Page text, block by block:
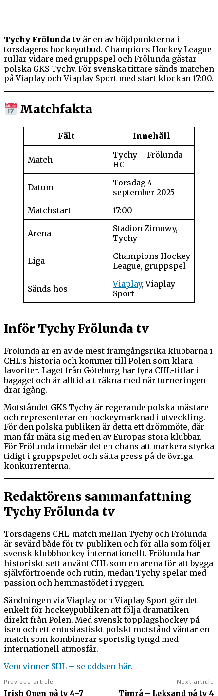
Tychy Frölunda tv är en av höjdpunkterna i
torsdagens hockeyutbud. Champions Hockey League
rullar vidare med gruppspel och Frölunda gästar
polska GKS Tychy. För svenska tittare sänds matchen
på Viaplay och Viaplay Sport med start klockan 17:00.
Matchfakta
Fält Innehåll
Match
Tychy – Frölunda
HC
Datum
Torsdag 4
september 2025
Matchstart
17:00
Arena
Stadion Zimowy,
Tychy
Liga
Champions Hockey
League, gruppspel
Sänds hos Viaplay, Viaplay
Sport
Inför Tychy Frölunda tv
Frölunda är en av de mest framgångsrika klubbarna i
CHL:s historia och kommer till Polen som klara
favoriter. Laget från Göteborg har fyra CHL-titlar i
bagaget och är alltid att räkna med när turneringen
drar igång.
Motståndet GKS Tychy är regerande polska mästare
och representerar en hockeymarknad i utveckling.
För den polska publiken är detta ett drömmöte, där
man får mäta sig med en av Europas stora klubbar.
För Frölunda innebär det en chans att markera styrka
tidigt i gruppspelet och sätta press på de övriga
konkurrenterna.
Redaktörens sammanfattning
Tychy Frölunda tv
Torsdagens CHL-match mellan Tychy och Frölunda
är sevärd både för tv-publiken och för alla som följer
svensk klubbhockey internationellt. Frölunda har
historiskt sett använt CHL som en arena för att bygga
självförtroende och rutin, medan Tychy spelar med
passion och hemmastödet i ryggen.
Sändningen via Viaplay och Viaplay Sport gör det
enkelt för hockeypubliken att följa dramatiken
direkt från Polen. Med svensk topplagshockey på
isen och ett entusiastiskt polskt motstånd väntar en
match som kombinerar sportslig tyngd med
internationell atmosfär.
Vem vinner SHL – se oddsen här.
Previous article
Irish Open på tv 4–7
Next article
Timrå – Leksand på tv 4